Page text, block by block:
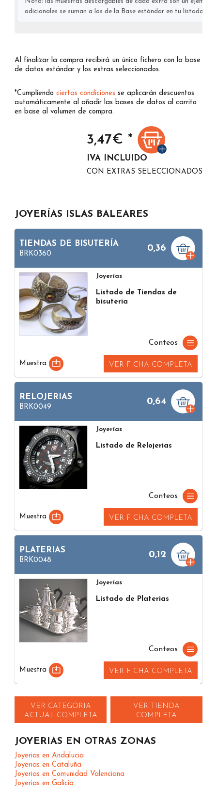
adicionales se suman a los de la Base estándar en tu listado
Al finalizar la compra recibirá un único fichero con la base
de datos estándar y los extras seleccionados.
*Cumpliendo ciertas condiciones se aplicarán descuentos
automáticamente al añadir las bases de datos al carrito
en base al volumen de compra.
3,47€ *
IVA INCLUIDO
CON EXTRAS SELECCIONADOS
JOYERÍAS ISLAS BALEARES
TIENDAS DE BISUTERÍA
BRK0360
0,36
Joyerías
Listado de Tiendas de
bisutería
Conteos
Muestra VER FICHA COMPLETA
RELOJERIAS
BRK0049
0,64
Joyerías
Listado de Relojerias
Conteos
Muestra VER FICHA COMPLETA
PLATERIAS
BRK0048
0,12
Joyerías
Listado de Platerias
Conteos
Muestra VER FICHA COMPLETA
VER CATEGORIA
ACTUAL COMPLETA
VER TIENDA
COMPLETA
JOYERIAS EN OTRAS ZONAS
Joyerias en Andalucia
Joyerias en Cataluña
Joyerias en Comunidad Valenciana
Joyerias en Galicia